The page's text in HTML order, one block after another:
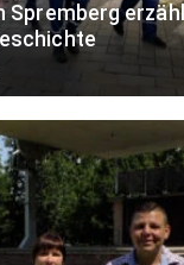
Spremberg